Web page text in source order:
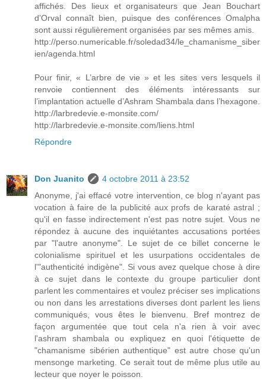
affichés. Des lieux et organisateurs que Jean Bouchart
d’Orval connaît bien, puisque des conférences Omalpha
sont aussi régulièrement organisées par ses mêmes amis.
http://perso.numericable.fr/soledad34/le_chamanisme_siber
ien/agenda.html
Pour finir, « L’arbre de vie » et les sites vers lesquels il
renvoie contiennent des éléments intéressants sur
l’implantation actuelle d’Ashram Shambala dans l’hexagone.
http://larbredevie.e-monsite.com/
http://larbredevie.e-monsite.com/liens.html
Répondre
Don Juanito
4 octobre 2011 à 23:52
Anonyme, j'ai effacé votre intervention, ce blog n'ayant pas
vocation à faire de la publicité aux profs de karaté astral ;
qu'il en fasse indirectement n'est pas notre sujet. Vous ne
répondez à aucune des inquiétantes accusations portées
par "l'autre anonyme". Le sujet de ce billet concerne le
colonialisme spirituel et les usurpations occidentales de
l'"authenticité indigène". Si vous avez quelque chose à dire
à ce sujet dans le contexte du groupe particulier dont
parlent les commentaires et voulez préciser ses implications
ou non dans les arrestations diverses dont parlent les liens
communiqués, vous êtes le bienvenu. Bref montrez de
façon argumentée que tout cela n'a rien à voir avec
l'ashram shambala ou expliquez en quoi l'étiquette de
"chamanisme sibérien authentique" est autre chose qu'un
mensonge marketing. Ce serait tout de même plus utile au
lecteur que noyer le poisson.